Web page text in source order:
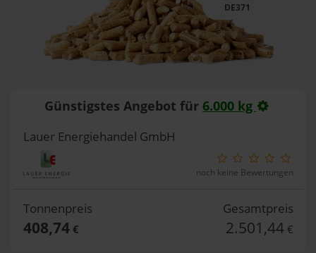
DE371
Günstigstes Angebot für 6.000 kg
Lauer Energiehandel GmbH
noch keine Bewertungen
Tonnenpreis
408,74€
Gesamtpreis
2.501,44 €